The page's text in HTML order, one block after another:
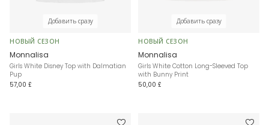
Добавить сразу
НОВЫЙ СЕЗОН
Monnalisa
Girls White Disney Top with Dalmatian
Pup
57,00 £
Добавить сразу
НОВЫЙ СЕЗОН
Monnalisa
Girls White Cotton Long-Sleeved Top
with Bunny Print
50,00 £